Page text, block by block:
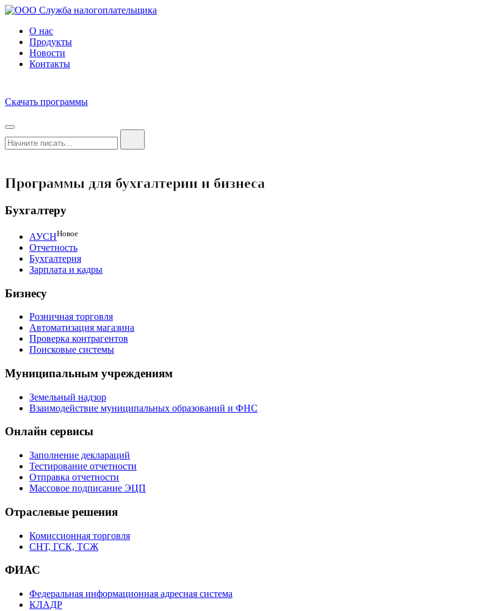
О нас
Продукты
Новости
Контакты
Скачать программы
Программы для бухгалтерии и бизнеса
Бухгалтеру
АУСННовое
Отчетность
Бухгалтерия
Зарплата и кадры
Бизнесу
Розничная торговля
Автоматизация магазина
Проверка контрагентов
Поисковые системы
Муниципальным учреждениям
Земельный надзор
Взаимодействие муниципальных образований и ФНС
Онлайн сервисы
Заполнение деклараций
Тестирование отчетности
Отправка отчетности
Массовое подписание ЭЦП
Отраслевые решения
Комиссионная торговля
СНТ, ГСК, ТСЖ
ФИАС
Федеральная информационная адресная система
КЛАДР